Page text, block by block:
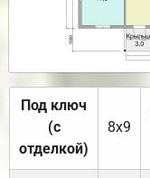
Под ключ
(с
отделкой)
8х9